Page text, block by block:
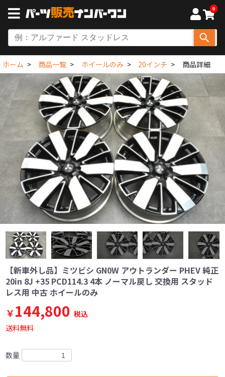
0
ホーム 商品一覧 ホイールのみ 20インチ 商品詳細
【新車外し品】ミツビシ GN0W アウトランダー PHEV 純正
20in 8J +35 PCD114.3 4本 ノーマル戻し 交換用 スタッド
レス用 中古 ホイールのみ
￥144,800 税込
送料無料
数量